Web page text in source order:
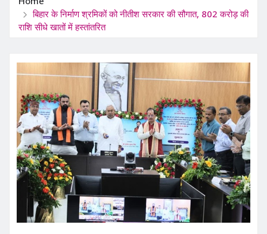
बिहार के निर्माण श्रमिकों को नीतीश सरकार की सौगात, 802 करोड़ की
राशि सीधे खातों में हस्तांतरित